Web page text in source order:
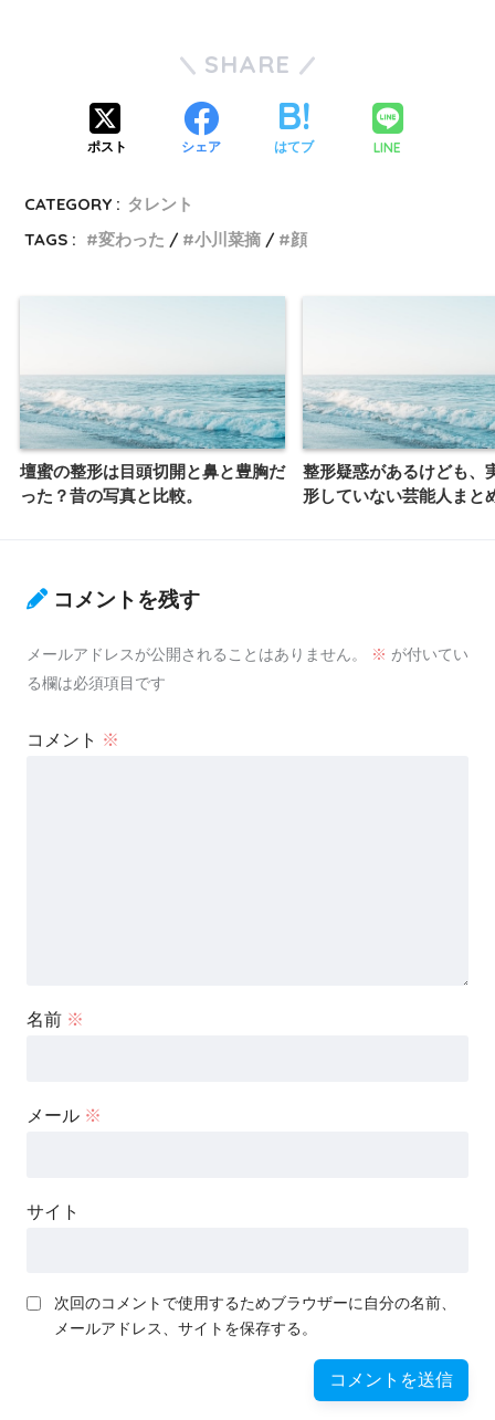
SHARE
ポスト シェア はてブ LINE
CATEGORY : タレント
TAGS :
変わった 小川菜摘 顔
壇蜜の整形は目頭切開と鼻と豊胸だ
った？昔の写真と比較。
整形疑惑があるけども、
形していない芸能人まと
コメントを残す
メールアドレスが公開されることはありません。 ※ が付いてい
る欄は必須項目です
コメント ※
名前 ※
メール ※
サイト
次回のコメントで使用するためブラウザーに自分の名前、
メールアドレス、サイトを保存する。